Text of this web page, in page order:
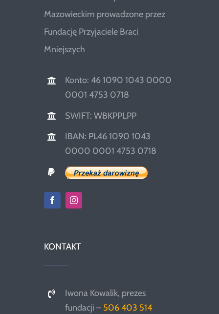
Mazowieckim prowadzone przez
Fundację Przyjaciele Braci
Mniejszych
Konto: 46 1090 1043 0000
0001 4753 0718
SWIFT: WBKPPLPP
IBAN: PL46 1090 1043
0000 0001 4753 0718
KONTAKT
Iwona Kowalik, prezes
fundacji – 506 403 514